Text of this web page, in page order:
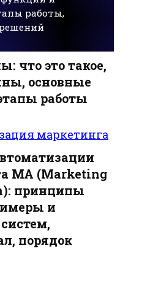
работы,
что это такое,
основные
работы
MA (Marketing
принципы
и
порядок